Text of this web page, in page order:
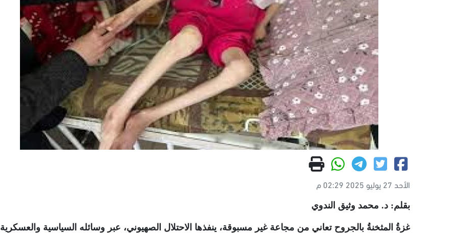
الأحد 27 يوليو 2025 02:29 م
بقلم: د. محمد وثيق الندوي
غزةُ المثخنةُ بالجروح تعاني من مجاعة غير مسبوقة، ينفذها الاحتلال الصهيوني، عبر وسائله السياسية والعسكرية